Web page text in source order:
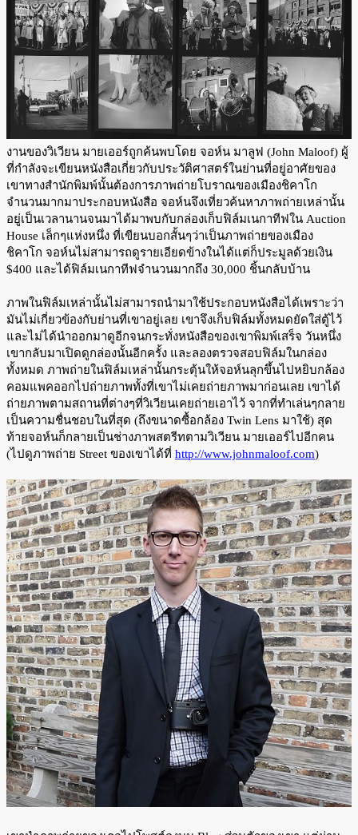
งานของวิเวียน มายเออร์ถูกค้นพบโดย จอห์น มาลูฟ (John Maloof) ผู้
ที่กำลังจะเขียนหนังสือเกี่ยวกับประวัติศาสตร์ในย่านที่อยู่อาศัยของ
เขาทางสำนักพิมพ์นั้นต้องการภาพถ่ายโบราณของเมืองชิคาโก
จำนวนมากมาประกอบหนังสือ จอห์นจึงเที่ยวค้นหาภาพถ่ายเหล่านั้น
อยู่เป็นเวลานานจนมาได้มาพบกับกล่องเก็บฟิล์มเนกาทีฟใน Auction
House เล็กๆแห่งหนึ่ง ที่เขียนบอกสั้นๆว่าเป็นภาพถ่ายของเมือง
ชิคาโก จอห์นไม่สามารถดูรายเอียดข้างในได้แต่ก็ประมูลด้วยเงิน
$400 และได้ฟิล์มเนกาทีฟจำนวนมากถึง 30,000 ชิ้นกลับบ้าน
ภาพในฟิล์มเหล่านั้นไม่สามารถนำมาใช้ประกอบหนังสือได้เพราะว่า
มันไม่เกี่ยวข้องกับย่านที่เขาอยู่เลย เขาจึงเก็บฟิล์มทั้งหมดยัดใส่ตู้ไว้
และไม่ได้นำออกมาดูอีกจนกระทั่งหนังสือของเขาพิมพ์เสร็จ วันหนึ่ง
เขากลับมาเปิดดูกล่องนั้นอีกครั้ง และลองตรวจสอบฟิล์มในกล่อง
ทั้งหมด ภาพถ่ายในฟิล์มเหล่านั้นกระตุ้นให้จอห์นลุกขึ้นไปหยิบกล้อง
คอมแพคออกไปถ่ายภาพทั้งที่เขาไม่เคยถ่ายภาพมาก่อนเลย เขาได้
ถ่ายภาพตามสถานที่ต่างๆที่วิเวียนเคยถ่ายเอาไว้ จากที่ทำเล่นๆกลาย
เป็นความชื่นชอบในที่สุด (ถึงขนาดซื้อกล้อง Twin Lens มาใช้) สุด
ท้ายจอห์นก็กลายเป็นช่างภาพสตรีทตามวิเวียน มายเออร์ไปอีกคน
(ไปดูภาพถ่าย Street ของเขาได้ที่ http://www.johnmaloof.com)